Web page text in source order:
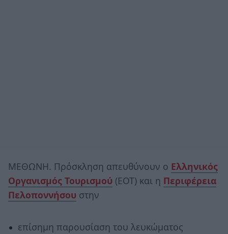
ΜΕΘΩΝΗ. Πρόσκληση απευθύνουν ο Ελληνικός
Οργανισμός Τουρισμού (ΕΟΤ) και η Περιφέρεια
Πελοποννήσου στην
επίσημη παρουσίαση του λευκώματος